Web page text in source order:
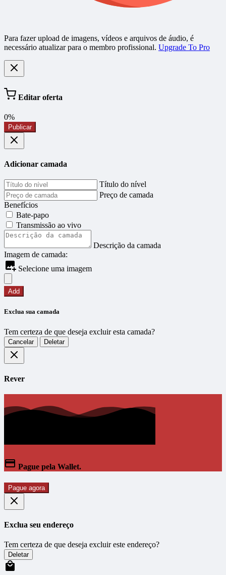
Para fazer upload de imagens, vídeos e arquivos de áudio, é
necessário atualizar para o membro profissional. Upgrade To Pro
Editar oferta
0%
Publicar
Adicionar camada
Título do nível
Preço de camada
Benefícios
Bate-papo
Transmissão ao vivo
Descrição da camada
Imagem de camada:
Selecione uma imagem
Add
Exclua sua camada
Tem certeza de que deseja excluir esta camada?
Cancelar Deletar
Rever
Pague pela Wallet.
Pague agora
Exclua seu endereço
Tem certeza de que deseja excluir este endereço?
Deletar